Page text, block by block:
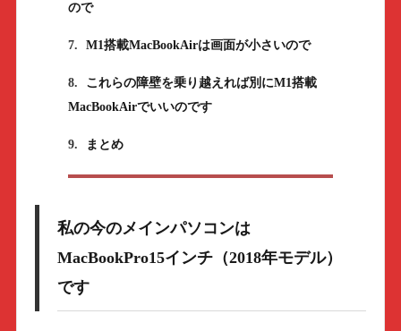
ので
7. M1搭載MacBookAirは画面が小さいので
8.
これらの障壁を乗り越えれば別にM1搭載
MacBookAirでいいのです
9. まとめ
私の今のメインパソコンは
MacBookPro15インチ（2018年モデル）
です